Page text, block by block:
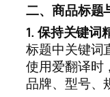
二、商品标题
1. 保持关键词
标题中关键词
使用爱翻译时
品牌、型号、